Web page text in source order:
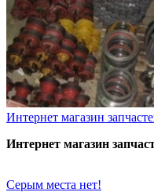
Интернет магазин
Интернет магазин
Серым места нет!